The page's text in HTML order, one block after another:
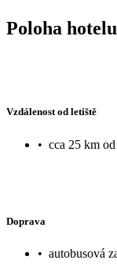
Poloha hotelu
Vzdálenost od letiště
• cca 25 km
Doprava
• autobusová